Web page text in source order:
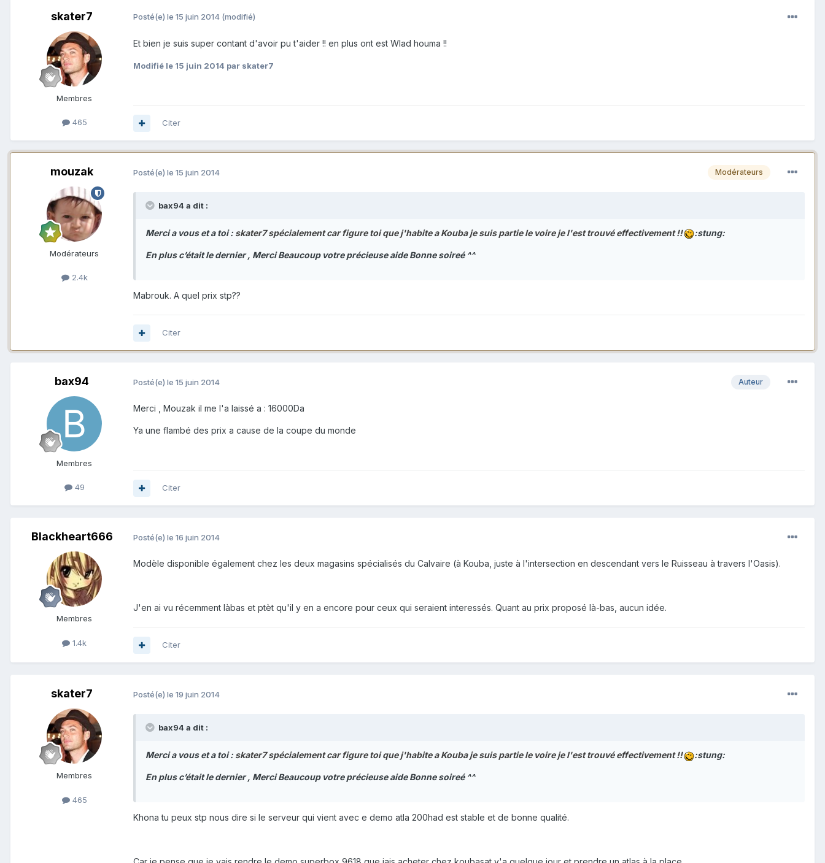
skater7
Membres
465
Posté(e) le 15 juin 2014 (modifié)
Et bien je suis super contant d'avoir pu t'aider !! en plus ont est Wlad houma !!
Modifié le 15 juin 2014 par skater7
Citer
mouzak
Modérateurs
2.4k
Modérateurs
Posté(e) le 15 juin 2014
bax94 a dit :
Merci a vous et a toi : skater7 spécialement car figure toi que j'habite a Kouba je suis partie le voire je l'est trouvé effectivement !! :stung:
En plus c’était le dernier , Merci Beaucoup votre précieuse aide Bonne soireé ^^
Mabrouk. A quel prix stp??
Citer
bax94
Membres
49
Auteur
Posté(e) le 15 juin 2014
Merci , Mouzak il me l'a laissé a : 16000Da
Ya une flambé des prix a cause de la coupe du monde
Citer
Blackheart666
Membres
1.4k
Posté(e) le 16 juin 2014
Modèle disponible également chez les deux magasins spécialisés du Calvaire (à Kouba, juste à l'intersection en descendant vers le Ruisseau à travers l'Oasis).
J'en ai vu récemment làbas et ptèt qu'il y en a encore pour ceux qui seraient interessés. Quant au prix proposé là-bas, aucun idée.
Citer
skater7
Membres
465
Posté(e) le 19 juin 2014
bax94 a dit :
Merci a vous et a toi : skater7 spécialement car figure toi que j'habite a Kouba je suis partie le voire je l'est trouvé effectivement !! :stung:
En plus c’était le dernier , Merci Beaucoup votre précieuse aide Bonne soireé ^^
Khona tu peux stp nous dire si le serveur qui vient avec e demo atla 200had est stable et de bonne qualité.